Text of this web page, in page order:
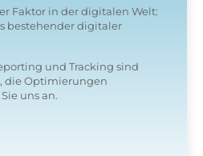
Faktor in der digitalen Welt:
bestehender digitaler
und Tracking sind
die Optimierungen
uns an.